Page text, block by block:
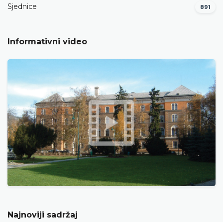
Sjednice 891
Informativni video
Najnoviji sadržaj